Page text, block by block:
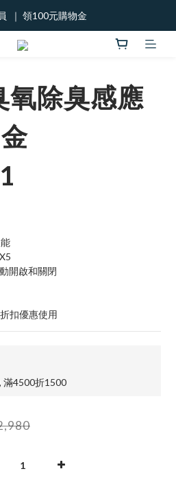
｜ 領100元購物金
｜ 領100元購物金
888優惠劵!
氧除臭感應
開啟和關閉
扣優惠使用
滿4500折1500